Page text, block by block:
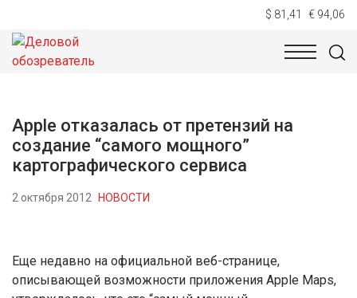
$ 81,41 € 94,06
НОВОСТИ
Apple отказалась от претензий на
создание “самого мощного”
картографического сервиса
2 октября 2012 НОВОСТИ
Еще недавно на официальной веб-странице,
описывающей возможности приложения Apple Maps,